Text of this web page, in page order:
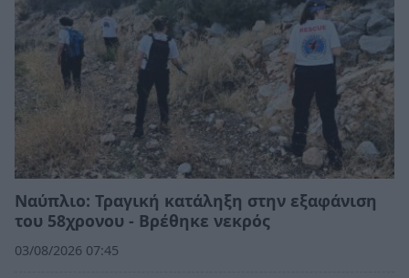
Ναύπλιο: Τραγική κατάληξη στην εξαφάνιση
του 58χρονου - Βρέθηκε νεκρός
03/08/2026 07:45